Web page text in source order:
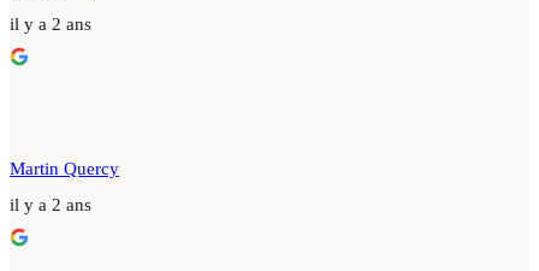
il y a 2 ans
Martin Quercy
il y a 2 ans